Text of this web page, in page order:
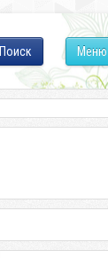
Меню
Поиск